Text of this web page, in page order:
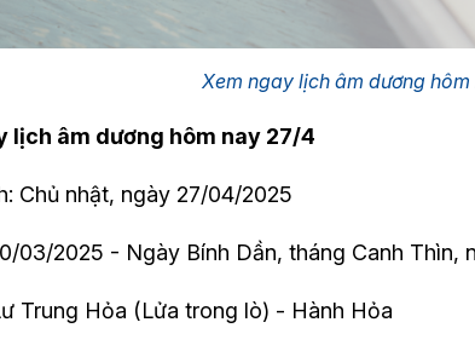
Xem ngay lịch âm dương
lịch âm dương hôm nay 27/4
Chủ nhật, ngày 27/04/2025
03/2025 - Ngày Bính Dần, tháng Canh Thìn,
Trung Hỏa (Lửa trong lò) - Hành Hỏa